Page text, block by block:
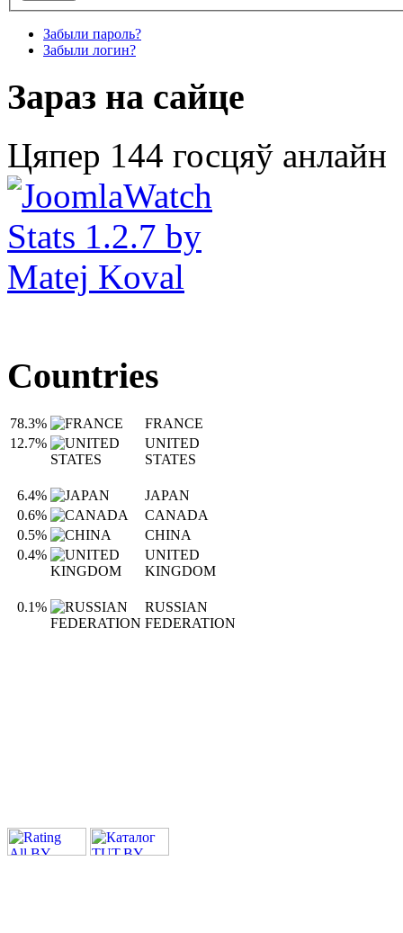
Забыли пароль?
Забыли логин?
Зараз на сайце
Цяпер 144 госцяў анлайн
Countries
78.3%
FRANCE
12.7%
UNITED
STATES
6.4%
JAPAN
0.6%
CANADA
0.5%
CHINA
0.4%
UNITED
KINGDOM
0.1%
RUSSIAN
FEDERATION